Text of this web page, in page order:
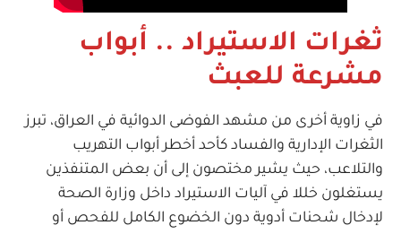
ثغرات الاستيراد .. أبواب
مشرعة للعبث
في زاوية أخرى من مشهد الفوضى الدوائية في العراق، تبرز
الثغرات الإدارية والفساد كأحد أخطر أبواب التهريب
والتلاعب، حيث يشير مختصون إلى أن بعض المتنفذين
يستغلون خللا في آليات الاستيراد داخل وزارة الصحة
لإدخال شحنات أدوية دون الخضوع الكامل للفحص أو